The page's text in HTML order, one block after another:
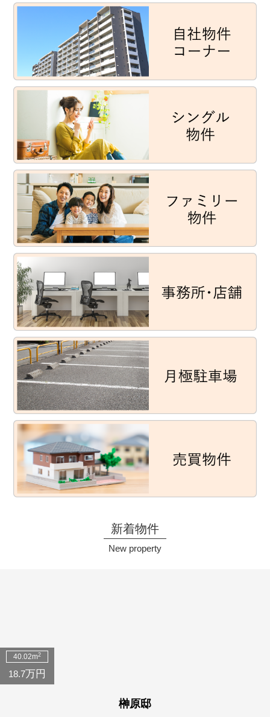
新着物件
New property
40.02m2
18.7万円
榊原邸